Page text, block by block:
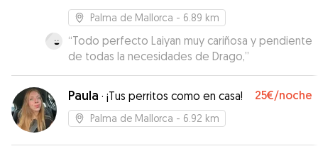
Palma de Mallorca - 6.89 km
“Todo perfecto Laiyan muy cariñosa y pendiente
de todas la necesidades de Drago,”
Paula · ¡Tus perritos como en casa! 25€/noche
Palma de Mallorca - 6.92 km